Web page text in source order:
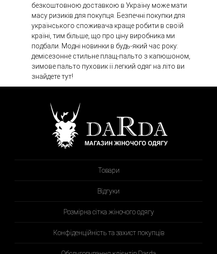
безкоштовною доставкою в Україну може мати
масу ризиків для покупця. Безпечні покупки для
українського споживача краще робити в своїй
країні, тим більше, що про ціну виробника ми
подбали. Модні новинки в будь-який час року:
демісезонне стильне плащ-пальто з капюшоном,
зимове пальто пуховик ії легкий одяг на літо ви
знайдете тут!
Товари
Відгуки
Розмірна сітка жіночого одягу
Конфіденційність та захист покупців